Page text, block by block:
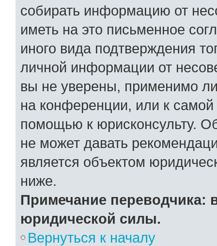
собирать информацию от
иметь на это письменное
иного вида подтверждения
личной информации от
вы не уверены, применимо
на конференции, или к
помощью к юрисконсульту.
не может давать
является объектом
ниже.
Примечание переводчика:
юридической силы.
Вернуться к началу